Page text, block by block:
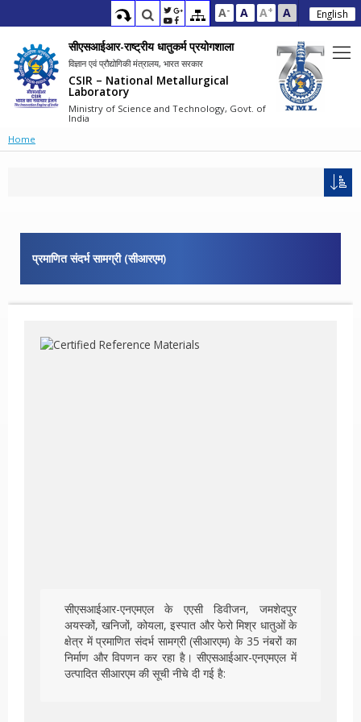
A- A A+ A English
सीएसआईआर-राष्ट्रीय धातुकर्म प्रयोगशाला
विज्ञान एवं प्रौद्योगिकी मंत्रालय, भारत सरकार
CSIR – National Metallurgical
Laboratory
Ministry of Science and Technology, Govt. of
India
Home
प्रमाणित संदर्भ सामग्री (सीआरएम)
सीएसआईआर-एनएमएल के एएसी डिवीजन, जमशेदपुर
अयस्कों, खनिजों, कोयला, इस्पात और फेरो मिश्र धातुओं के
क्षेत्र में प्रमाणित संदर्भ सामग्री (सीआरएम) के 35 नंबरों का
निर्माण और विपणन कर रहा है। सीएसआईआर-एनएमएल में
उत्पादित सीआरएम की सूची नीचे दी गई है: